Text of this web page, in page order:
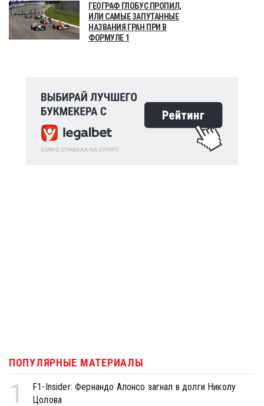
ГЕОГРАФ ГЛОБУС ПРОПИЛ,
ИЛИ САМЫЕ ЗАПУТАННЫЕ
НАЗВАНИЯ ГРАН ПРИ В
ФОРМУЛЕ 1
ПОПУЛЯРНЫЕ МАТЕРИАЛЫ
1
F1-Insider: Фернандо Алонсо загнал в долги Николу
Цолова